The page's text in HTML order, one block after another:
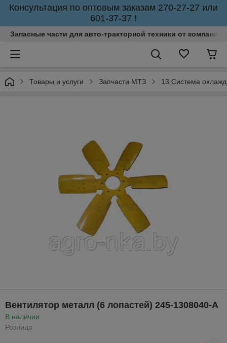
Консультация по оптовым заказам 270-27-27 или
601-37-37 !
Запасные части для авто-тракторной техники от
Товары и услуги Запчасти МТЗ 13 Система
Вентилятор металл (6 лопастей) 245-1308040-А
В наличии
Розница